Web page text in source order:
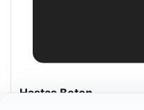
Hastaş Beton